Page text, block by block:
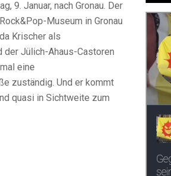
9. Januar, nach Gronau. Der
Museum in Gronau
Krischer als
der Jülich-Ahaus-Castoren
eine
zuständig. Und er kommt
quasi in Sichtweite zum